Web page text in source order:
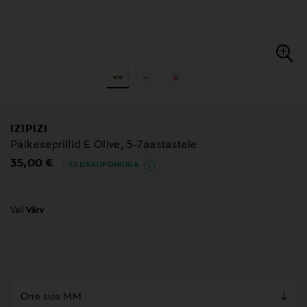
IZIPIZI
Päikeseprillid E Olive, 5-7aastastele
Original Price
35,00 € EELIS KUPONGIGA
Vali Värv